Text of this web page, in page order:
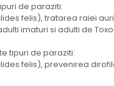
de paraziti:
felis), tratarea raiei
imaturi si adulti de
tipuri de paraziti:
felis), prevenirea